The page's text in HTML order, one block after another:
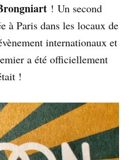
! Un second
à Paris dans les locaux de
internationaux et
a été officiellement
!